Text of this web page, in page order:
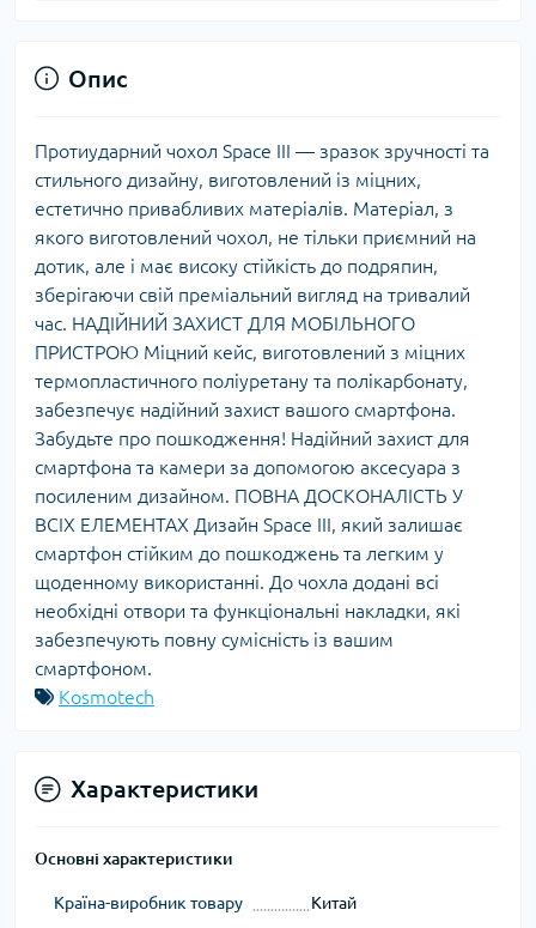
Опис
Протиударний чохол Space III — зразок зручності та
стильного дизайну, виготовлений із міцних,
естетично привабливих матеріалів. Матеріал, з
якого виготовлений чохол, не тільки приємний на
дотик, але і має високу стійкість до подряпин,
зберігаючи свій преміальний вигляд на тривалий
час. НАДІЙНИЙ ЗАХИСТ ДЛЯ МОБІЛЬНОГО
ПРИСТРОЮ Міцний кейс, виготовлений з міцних
термопластичного поліуретану та полікарбонату,
забезпечує надійний захист вашого смартфона.
Забудьте про пошкодження! Надійний захист для
смартфона та камери за допомогою аксесуара з
посиленим дизайном. ПОВНА ДОСКОНАЛІСТЬ У
ВСІХ ЕЛЕМЕНТАХ Дизайн Space III, який залишає
смартфон стійким до пошкоджень та легким у
щоденному використанні. До чохла додані всі
необхідні отвори та функціональні накладки, які
забезпечують повну сумісність із вашим
смартфоном.
Kosmotech
Характеристики
Основні характеристики
Країна-виробник товару Китай